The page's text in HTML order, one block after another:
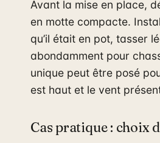
Avant la mise en place,
en motte compacte.
qu’il était en pot, tasser
abondamment pour
unique peut être posé
est haut et le vent
Cas pratique : choix